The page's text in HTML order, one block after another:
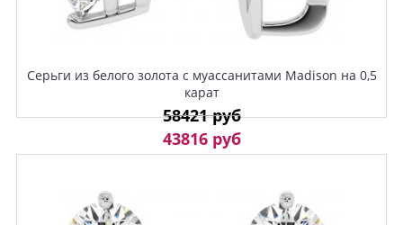
Серьги из белого золота с муассанитами Madison на 0,5
карат
58421 руб
43816 руб